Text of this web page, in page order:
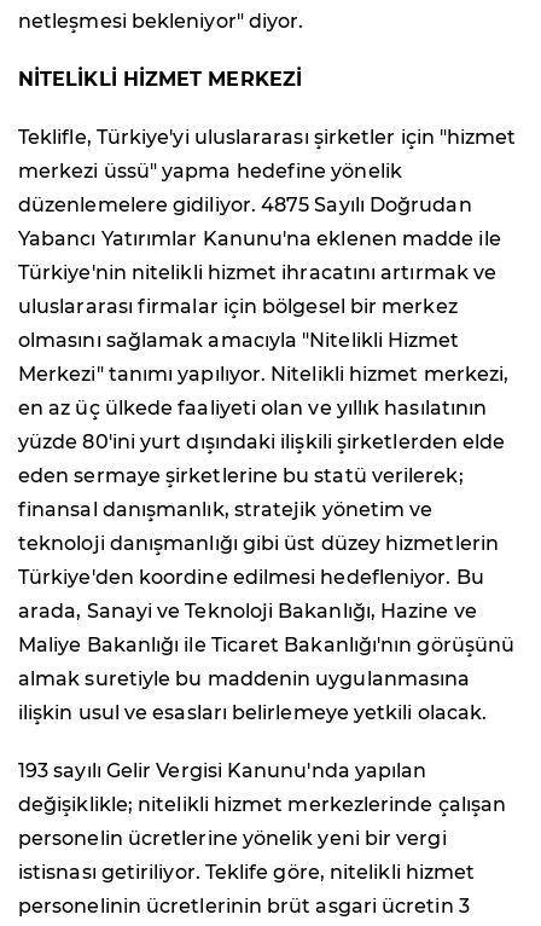
netleşmesi bekleniyor" diyor.
NİTELİKLİ HİZMET MERKEZİ
Teklifle, Türkiye'yi uluslararası şirketler için "hizmet
merkezi üssü" yapma hedefine yönelik
düzenlemelere gidiliyor. 4875 Sayılı Doğrudan
Yabancı Yatırımlar Kanunu'na eklenen madde ile
Türkiye'nin nitelikli hizmet ihracatını artırmak ve
uluslararası firmalar için bölgesel bir merkez
olmasını sağlamak amacıyla "Nitelikli Hizmet
Merkezi" tanımı yapılıyor. Nitelikli hizmet merkezi,
en az üç ülkede faaliyeti olan ve yıllık hasılatının
yüzde 80'ini yurt dışındaki ilişkili şirketlerden elde
eden sermaye şirketlerine bu statü verilerek;
finansal danışmanlık, stratejik yönetim ve
teknoloji danışmanlığı gibi üst düzey hizmetlerin
Türkiye'den koordine edilmesi hedefleniyor. Bu
arada, Sanayi ve Teknoloji Bakanlığı, Hazine ve
Maliye Bakanlığı ile Ticaret Bakanlığı'nın görüşünü
almak suretiyle bu maddenin uygulanmasına
ilişkin usul ve esasları belirlemeye yetkili olacak.
193 sayılı Gelir Vergisi Kanunu'nda yapılan
değişiklikle; nitelikli hizmet merkezlerinde çalışan
personelin ücretlerine yönelik yeni bir vergi
istisnası getiriliyor. Teklife göre, nitelikli hizmet
personelinin ücretlerinin brüt asgari ücretin 3